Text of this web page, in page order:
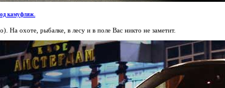
камуфляж.
На охоте, рыбалке, в лесу и в поле Вас никто не заметит.